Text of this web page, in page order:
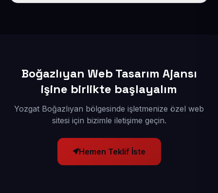
Boğazlıyan Web Tasarım Ajansı
işine birlikte başlayalım
Yozgat Boğazlıyan bölgesinde işletmenize özel web
sitesi için bizimle iletişime geçin.
Hemen Teklif İste